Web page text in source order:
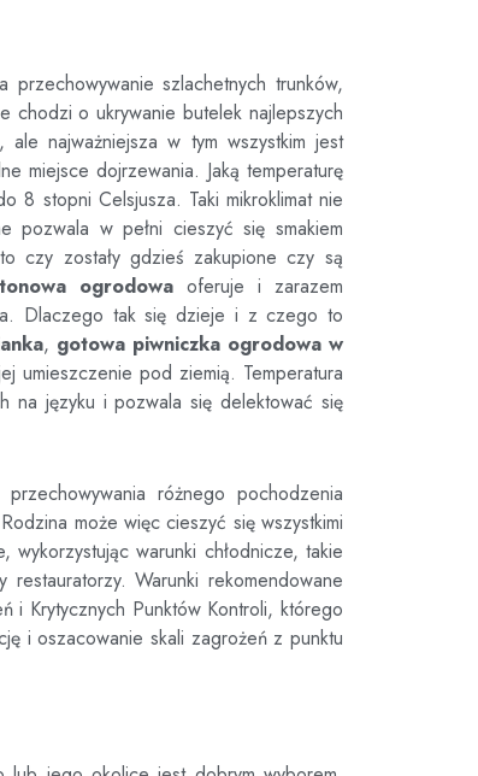
przechowywanie szlachetnych trunków,
chodzi o ukrywanie butelek najlepszych
ale najważniejsza w tym wszystkim jest
miejsce dojrzewania. Jaką temperaturę
8 stopni Celsjusza. Taki mikroklimat nie
w pełni cieszyć się smakiem
czy zostały gdzieś zakupione czy są
ogrodowaoferuje i zarazem
Dlaczego tak się dzieje i z czego to
, gotowa piwniczka ogrodowa w
umieszczenie pod ziemią. Temperatura
na języku i pozwala się delektować się
różnego pochodzenia
może więc cieszyć się wszystkimi
warunki chłodnicze, takie
Warunki rekomendowane
i Krytycznych Punktów Kontroli, którego
i oszacowanie skali zagrożeń z punktu